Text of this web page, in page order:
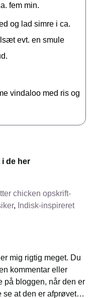
fem min.
og lad simre i ca.
evt. en smule
vindaloo med ris og
de her
chicken opskrift-
, Indisk-inspireret
mig rigtig meget. Du
kommentar eller
på bloggen, når den er
se at den er afprøvet…